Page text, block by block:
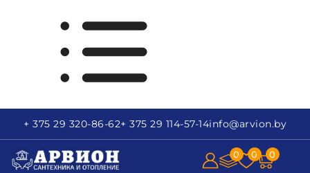
+ 375 29 320-86-62+ 375 29 114-57-14info@arvion.by
0 0 0